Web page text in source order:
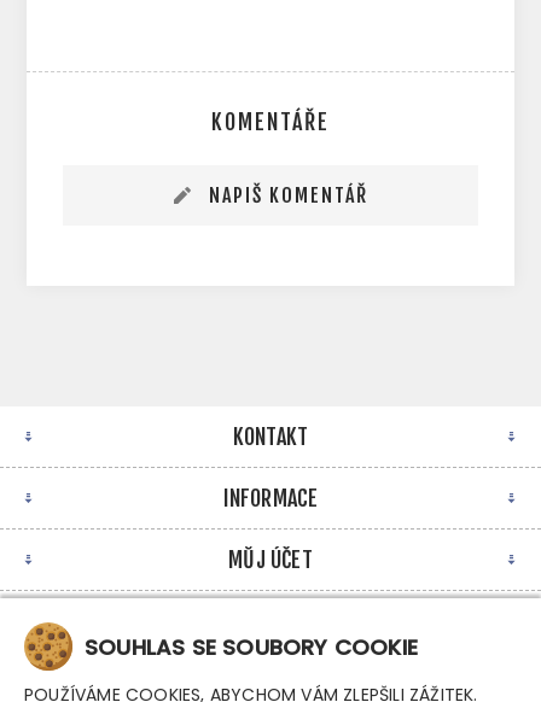
KOMENTÁŘE
NAPIŠ KOMENTÁŘ
KONTAKT
INFORMACE
MŮJ ÚČET
SOUHLAS SE SOUBORY COOKIE
POUŽÍVÁME COOKIES, ABYCHOM VÁM ZLEPŠILI ZÁŽITEK.